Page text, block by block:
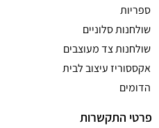
ספריות
שולחנות סלוניים
שולחנות צד מעוצבים
אקססוריז עיצוב לבית
הדומים
פרטי התקשרות